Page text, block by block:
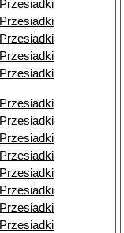
Przesiadki
Przesiadki
Przesiadki
Przesiadki
Przesiadki
Przesiadki
Przesiadki
Przesiadki
Przesiadki
Przesiadki
Przesiadki
Przesiadki
Przesiadki